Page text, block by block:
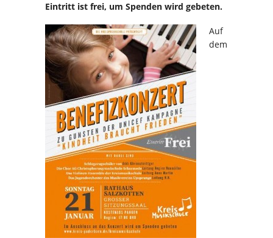
Eintritt ist frei, um Spenden wird gebeten.
Auf
dem